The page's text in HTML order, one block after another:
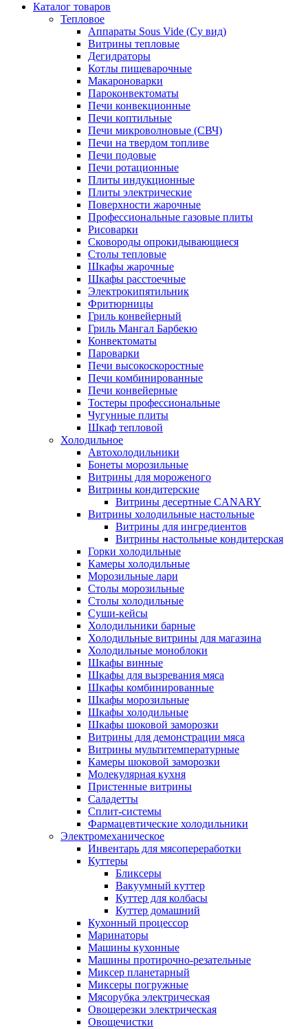
Каталог товаров
Тепловое
Аппараты Sous Vide (Су вид)
Витрины тепловые
Дегидраторы
Котлы пищеварочные
Макароноварки
Пароконвектоматы
Печи конвекционные
Печи коптильные
Печи микроволновые (СВЧ)
Печи на твердом топливе
Печи подовые
Печи ротационные
Плиты индукционные
Плиты электрические
Поверхности жарочные
Профессиональные газовые плиты
Рисоварки
Сковороды опрокидывающиеся
Столы тепловые
Шкафы жарочные
Шкафы расстоечные
Электрокипятильник
Фритюрницы
Гриль конвейерный
Гриль Мангал Барбекю
Конвектоматы
Пароварки
Печи высокоскоростные
Печи комбинированные
Печи конвейерные
Тостеры профессиональные
Чугунные плиты
Шкаф тепловой
Холодильное
Автохолодильники
Бонеты морозильные
Витрины для мороженого
Витрины кондитерские
Витрины десертные CANARY
Витрины холодильные настольные
Витрины для ингредиентов
Витрины настольные кондитерская
Горки холодильные
Камеры холодильные
Морозильные лари
Столы морозильные
Столы холодильные
Суши-кейсы
Холодильники барные
Холодильные витрины для магазина
Холодильные моноблоки
Шкафы винные
Шкафы для вызревания мяса
Шкафы комбинированные
Шкафы морозильные
Шкафы холодильные
Шкафы шоковой заморозки
Витрины для демонстрации мяса
Витрины мультитемпературные
Камеры шоковой заморозки
Молекулярная кухня
Пристенные витрины
Саладетты
Сплит-системы
Фармацевтические холодильники
Электромеханическое
Инвентарь для мясопереработки
Куттеры
Бликсеры
Вакуумный куттер
Куттер для колбасы
Куттер домашний
Кухонный процессор
Маринаторы
Машины кухонные
Машины протирочно-резательные
Миксер планетарный
Миксеры погружные
Мясорубка электрическая
Овощерезки электрическая
Овощечистки